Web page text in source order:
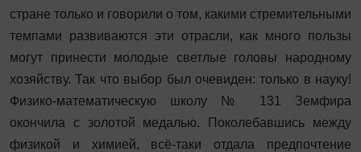
стране только и говорили о том, какими стремительными
темпами развиваются эти отрасли, как много пользы
могут принести молодые светлые головы народному
хозяйству. Так что выбор был очевиден: только в науку!
Физико-математическую школу № 131 Земфира
окончила с золотой медалью. Поколебавшись между
физикой и химией, всё-таки отдала предпочтение